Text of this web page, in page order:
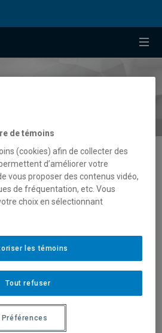
de témoins
(cookies) afin de collecter des
d’améliorer votre
vous proposer des contenus vidéo,
de fréquentation, etc. Vous
choix en sélectionnant
Tout refuser
les témoins
Préférences